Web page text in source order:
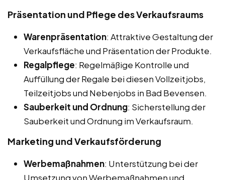
Präsentation und Pflege des Verkaufsraums
Warenpräsentation: Attraktive Gestaltung der
Verkaufsfläche und Präsentation der Produkte.
Regalpflege: Regelmäßige Kontrolle und
Auffüllung der Regale bei diesen Vollzeitjobs,
Teilzeitjobs und Nebenjobs in Bad Bevensen.
Sauberkeit und Ordnung: Sicherstellung der
Sauberkeit und Ordnung im Verkaufsraum.
Marketing und Verkaufsförderung
Werbemaßnahmen: Unterstützung bei der
Umsetzung von Werbemaßnahmen und